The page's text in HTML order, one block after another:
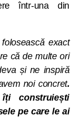
într-una din
exact
că de multe ori
și ne inspiră
noi concret.
construiești
pe care le ai